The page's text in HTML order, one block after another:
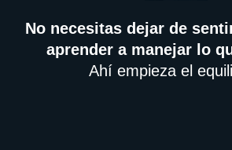
No necesitas dejar de
aprender a manejar lo
Ahí empieza el